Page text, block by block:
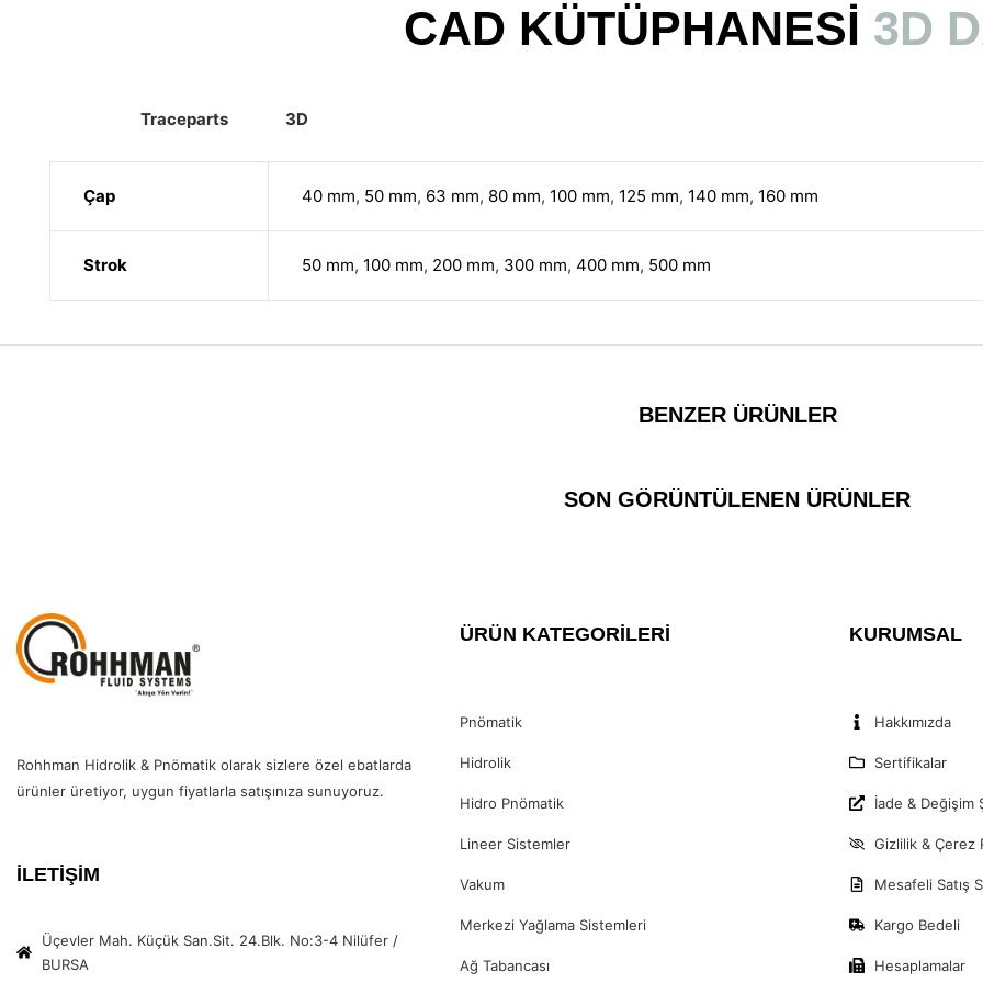
CAD KÜTÜPHANESİ 3D
Traceparts 3D
Çap 40 mm, 50 mm, 63 mm, 80 mm, 100 mm, 125 mm, 140 mm, 160 mm
Strok 50 mm, 100 mm, 200 mm, 300 mm, 400 mm, 500 mm
BENZER ÜRÜNLER
SON GÖRÜNTÜLENEN ÜRÜNLER
Rohhman Hidrolik & Pnömatik olarak sizlere özel ebatlarda
ürünler üretiyor, uygun fiyatlarla satışınıza sunuyoruz.
İLETİŞİM
Üçevler Mah. Küçük San.Sit. 24.Blk. No:3-4 Nilüfer /
BURSA
ÜRÜN KATEGORİLERİ
Pnömatik
Hidrolik
Hidro Pnömatik
Lineer Sistemler
Vakum
Merkezi Yağlama Sistemleri
Ağ Tabancası
KURUMSAL
Hakkımızda
Sertifikalar
İade & Değişim
Gizlilik & Çerez
Mesafeli Satış
Kargo Bedeli
Hesaplamalar